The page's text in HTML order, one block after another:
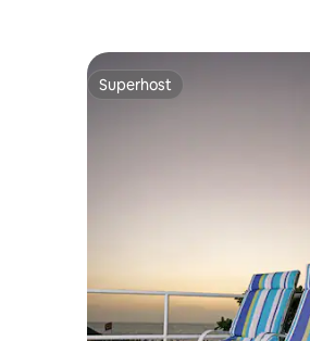
Superhost
Superhost